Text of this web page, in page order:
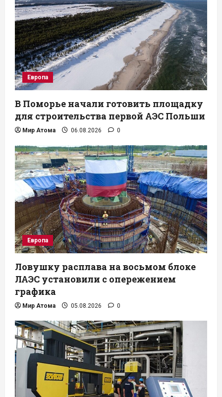
Европа
В Поморье начали готовить площадку
для строительства первой АЭС Польши
Мир Атома 06.08.2026 0
Европа
Ловушку расплава на восьмом блоке
ЛАЭС установили с опережением
графика
Мир Атома 05.08.2026 0